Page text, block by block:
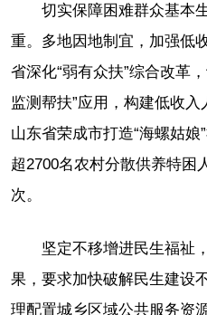
切实保障困难群众基本
重。多地因地制宜，加强低
省深化“弱有众扶”综合改革
监测帮扶”应用，构建低收入
山东省荣成市打造“海螺姑
超2700名农村分散供养特困
次。
坚定不移增进民生福祉
果，要求加快破解民生建设
理配置城乡区域公共服务资源